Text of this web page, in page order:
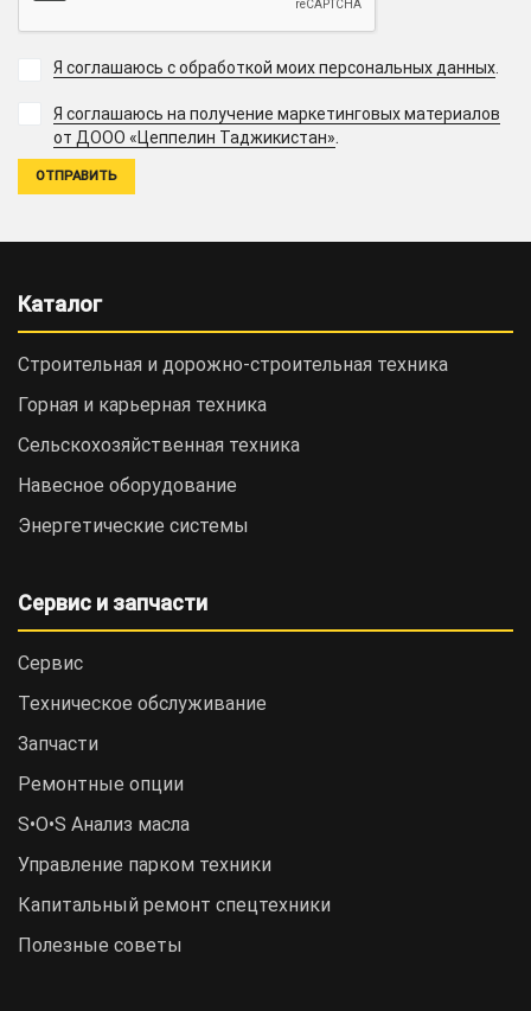
Я соглашаюсь с обработкой моих персональных данных
Я соглашаюсь на получение маркетинговых материалов
от ДООО «Цеппелин Таджикистан».
Каталог
Строительная и дорожно-cтроительная техника
Горная и карьерная техника
Сельскохозяйственная техника
Навесное оборудование
Энергетические системы
Сервис и запчасти
Сервис
Техническое обслуживание
Запчасти
Ремонтные опции
S•O•S Анализ масла
Управление парком техники
Капитальный ремонт спецтехники
Полезные советы